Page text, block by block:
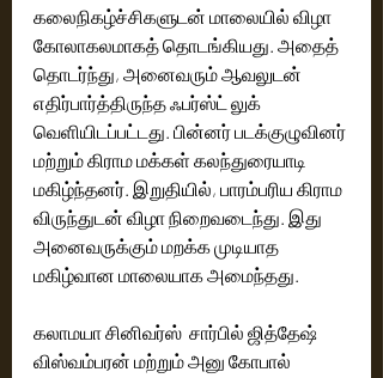
கலைநிகழ்ச்சிகளுடன் மாலையில் விழா
கோலாகலமாகத் தொடங்கியது. அதைத்
தொடர்ந்து, அனைவரும் ஆவலுடன்
எதிர்பார்த்திருந்த ஃபர்ஸ்ட் லுக்
வெளியிடப்பட்டது. பின்னர் படக்குழுவினர்
மற்றும் கிராம மக்கள் கலந்துரையாடி
மகிழ்ந்தனர். இறுதியில், பாரம்பரிய கிராம
விருந்துடன் விழா நிறைவடைந்து. இது
அனைவருக்கும் மறக்க முடியாத
மகிழ்வான மாலையாக அமைந்தது.
கலாமயா சினிவர்ஸ்  சார்பில் ஜித்தேஷ்
விஸ்வம்பரன் மற்றும் அனு கோபால்